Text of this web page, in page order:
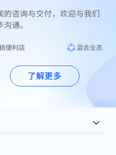
咨询与交付，欢迎与我们
便利店 混合业态
了解更多